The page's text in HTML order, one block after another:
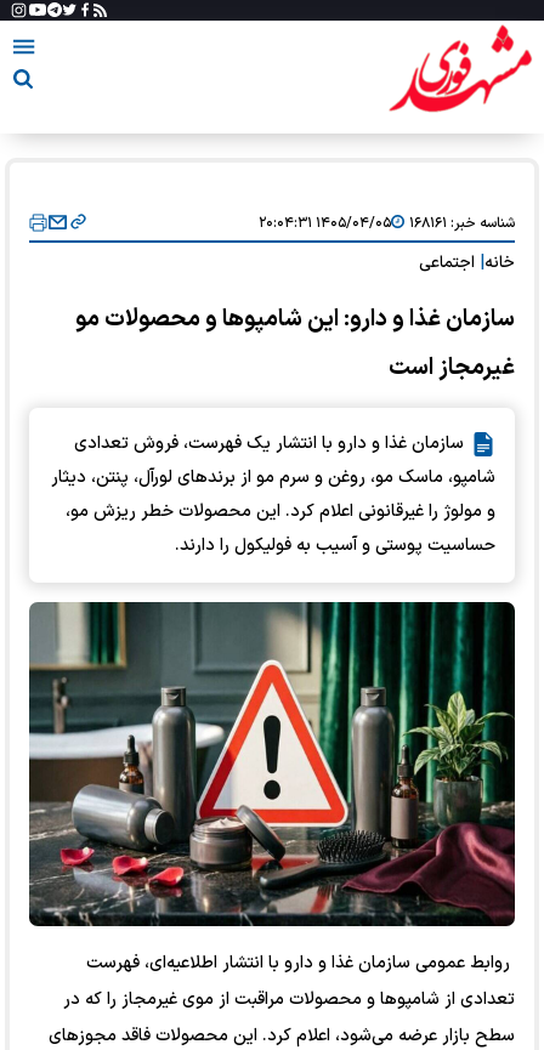
شناسه خبر: ۱۶۸۱۶۱ ۱۴۰۵/۰۴/۰۵ ۲۰:۰۴:۳۱
خانه اجتماعی
سازمان غذا و دارو: این شامپو‌ها و محصولات مو
غیرمجاز است
سازمان غذا و دارو با انتشار یک فهرست، فروش تعدادی
شامپو، ماسک مو، روغن و سرم مو از برند‌های لورآل، پنتن، دیثار
و مولوژ را غیرقانونی اعلام کرد. این محصولات خطر ریزش مو،
حساسیت پوستی و آسیب به فولیکول را دارند.
روابط عمومی سازمان غذا و دارو با انتشار اطلاعیه‌ای، فهرست
تعدادی از شامپو‌ها و محصولات مراقبت از موی غیرمجاز را که در
سطح بازار عرضه می‌شود، اعلام کرد. این محصولات فاقد مجوز‌های